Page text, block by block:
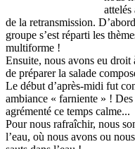
attelés
de la retransmission.
groupe s’est réparti les
multiforme !
Ensuite, nous avons eu droit
de préparer la salade
Le début d’après-midi fut
ambiance « farniente » !
agrémenté ce temps calme...
Pour nous rafraîchir, nous
l’eau, où nous avons ou